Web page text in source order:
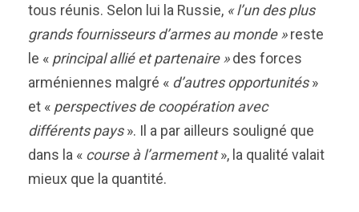
tous réunis. Selon lui la Russie, « l’un des plus
grands fournisseurs d’armes au monde »reste
le « principal allié et partenaire »des forces
arméniennes malgré « d’autres opportunités»
et « perspectives de coopération avec
différents pays». Il a par ailleurs souligné que
dans la « course à l’armement», la qualité valait
mieux que la quantité.